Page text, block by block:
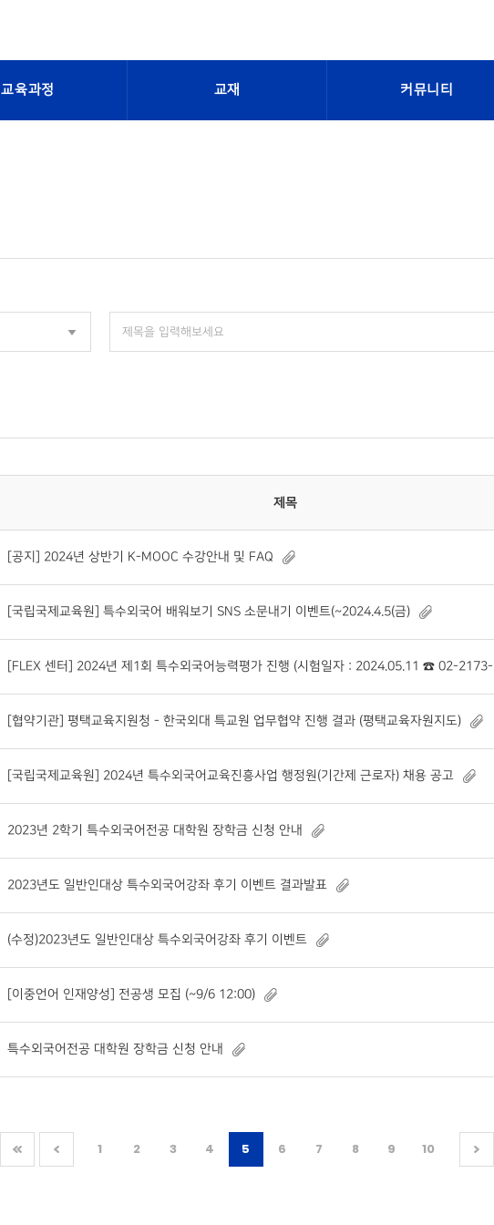
교육과정 교재 커뮤니티
제목
[공지] 2024년 상반기 K-MOOC 수강안내 및 FAQ
[국립국제교육원] 특수외국어 배워보기 SNS 소문내기 이벤트(~2024.4.5(금)
[FLEX 센터] 2024년 제1회 특수외국어능력평가 진행 (시험일자 : 2024.05.11 ☎ 02-
[협약기관] 평택교육지원청 - 한국외대 특교원 업무협약 진행 결과 (평택교육자원지도)
[국립국제교육원] 2024년 특수외국어교육진흥사업 행정원(기간제 근로자) 채용 공고
2023년 2학기 특수외국어전공 대학원 장학금 신청 안내
2023년도 일반인대상 특수외국어강좌 후기 이벤트 결과발표
(수정)2023년도 일반인대상 특수외국어강좌 후기 이벤트
[이중언어 인재양성] 전공생 모집 (~9/6 12:00)
특수외국어전공 대학원 장학금 신청 안내
1 2 3 4 5 6 7 8 9 10